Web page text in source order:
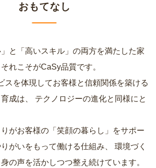
おもてなし
」と「高いスキル」の両方を満たした家
れこそがCaSy品質です。
スを体現してお客様と信頼関係を築ける
成は、
がお客様の「笑顔の暮らし」をサポー
がいをもって働ける仕組み、
の声を活かしつつ整え続けています。